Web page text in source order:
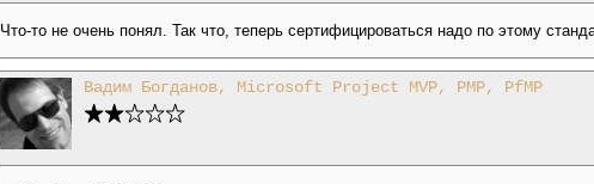
Что-то не очень понял. Так что, теперь сертифицироваться надо по этому
Вадим Богданов, Microsoft Project MVP, PMP, PfMP